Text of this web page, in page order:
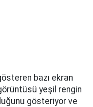
bazı ekran
yeşil rengin
gösteriyor ve